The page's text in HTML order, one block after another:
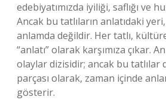
edebiyatımızda iyiliği, saflığı ve
Ancak bu tatlıların anlatıdaki
anlamda değildir. Her tatlı,
“anlatı” olarak karşımıza çıkar.
olaylar dizisidir; ancak bu tatlılar
parçası olarak, zaman içinde
gösterir.